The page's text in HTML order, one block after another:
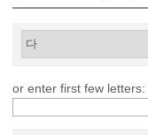
or enter first few letters: